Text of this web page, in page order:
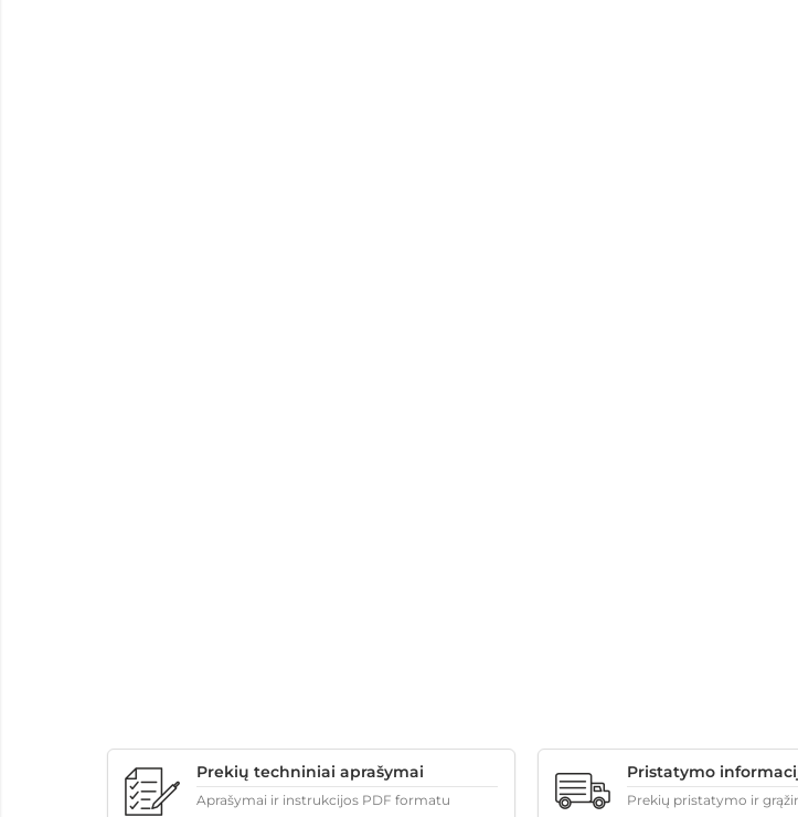
Prekių techniniai aprašymai
Aprašymai ir instrukcijos PDF formatu
Pristatymo
Prekių pristatymo ir